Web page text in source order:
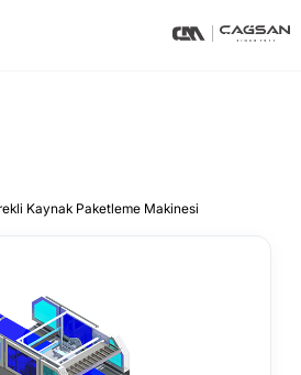
Kaynak Paketleme Makinesi